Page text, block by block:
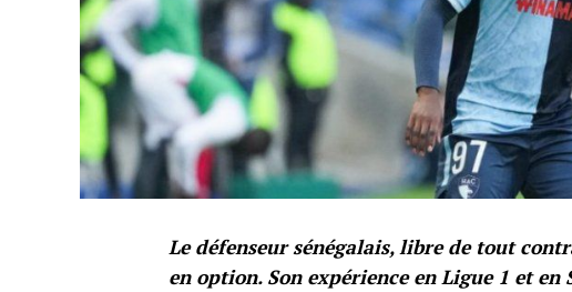
Le défenseur sénégalais, libre de tout
en option. Son expérience en Ligue 1 et